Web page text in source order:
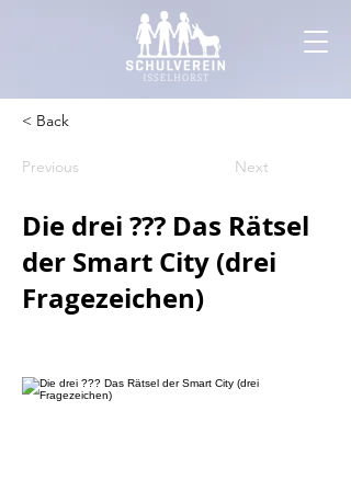
< Back
Previous Next
Die drei ??? Das Rätsel
der Smart City (drei
Fragezeichen)